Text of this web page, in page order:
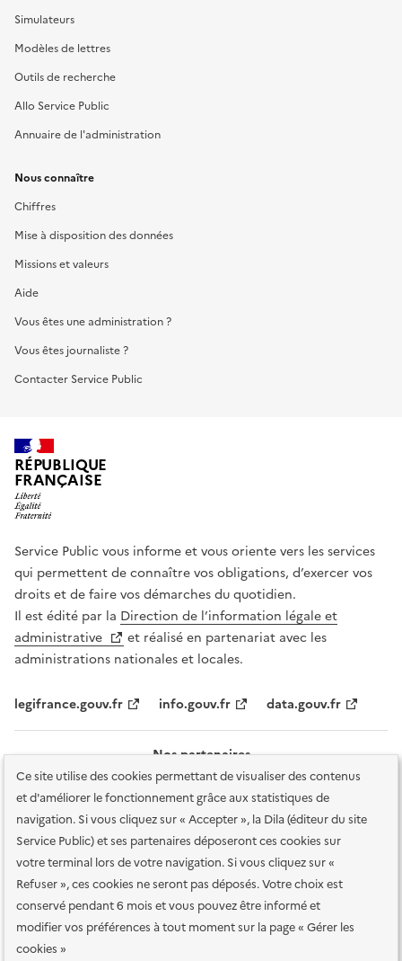
Ce site utilise des cookies permettant de visualiser des contenus
et d'améliorer le fonctionnement grâce aux statistiques de
navigation. Si vous cliquez sur « Accepter », la Dila (éditeur du site
Service Public) et ses partenaires déposeront ces cookies sur
votre terminal lors de votre navigation. Si vous cliquez sur «
Refuser », ces cookies ne seront pas déposés. Votre choix est
conservé pendant 6 mois et vous pouvez être informé et
modifier vos préférences à tout moment sur la page « Gérer les
cookies »
Simulateurs
Modèles de lettres
Outils de recherche
Allo Service Public
Annuaire de l'administration
Nous connaître
Chiffres
Mise à disposition des données
Missions et valeurs
Aide
Vous êtes une administration ?
Vous êtes journaliste ?
Contacter Service Public
RÉPUBLIQUE
FRANÇAISE
Service Public vous informe et vous oriente vers les services
qui permettent de connaître vos obligations, d’exercer vos
droits et de faire vos démarches du quotidien.
Il est édité par la Direction de l’information légale et
administrative
et réalisé en partenariat avec les
administrations nationales et locales.
legifrance.gouv.fr info.gouv.fr data.gouv.fr
Nos partenaires
Plan du site Accessibilité : totalement conforme
Accessibilité des
services en ligne Mentions légales Données personnelles et sécurité
Conditions générales d'utilisation Gestion des cookies